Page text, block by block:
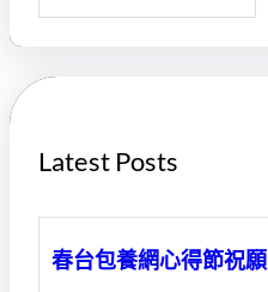
a
h
Latest Posts
春台包養網心得節祝願